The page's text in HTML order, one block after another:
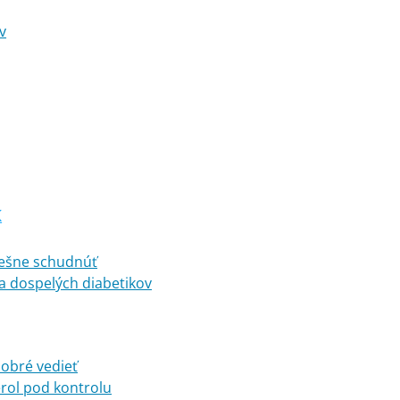
schudnúť
dospelých diabetikov
vedieť
pod kontrolu